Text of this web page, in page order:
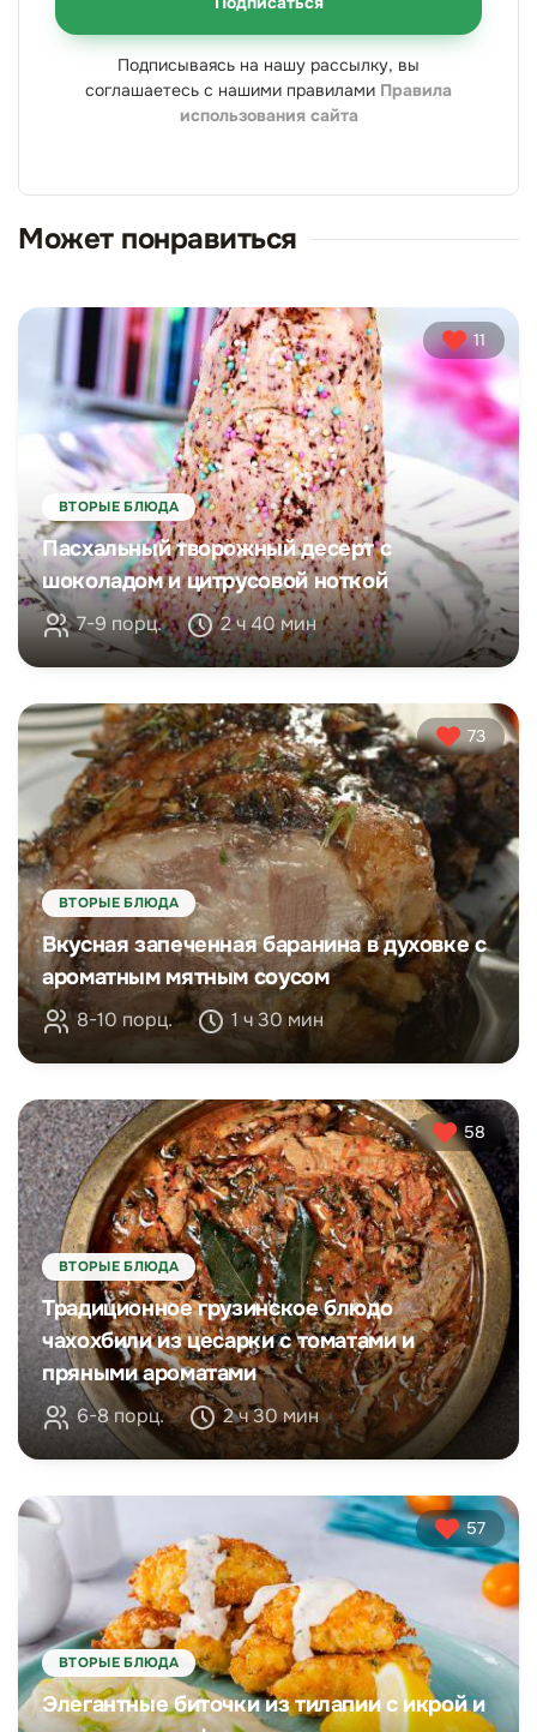
Подписываясь на нашу рассылку, вы
соглашаетесь с нашими правилами Правила
использования сайта
Может понравиться
11
ВТОРЫЕ БЛЮДА
Пасхальный творожный десерт с
шоколадом и цитрусовой ноткой
7-9 порц. 2 ч 40 мин
73
ВТОРЫЕ БЛЮДА
Вкусная запеченная баранина в духовке с
ароматным мятным соусом
8-10 порц. 1 ч 30 мин
58
ВТОРЫЕ БЛЮДА
Традиционное грузинское блюдо
чахохбили из цесарки с томатами и
пряными ароматами
6-8 порц. 2 ч 30 мин
57
ВТОРЫЕ БЛЮДА
Элегантные биточки из тилапии с икрой и